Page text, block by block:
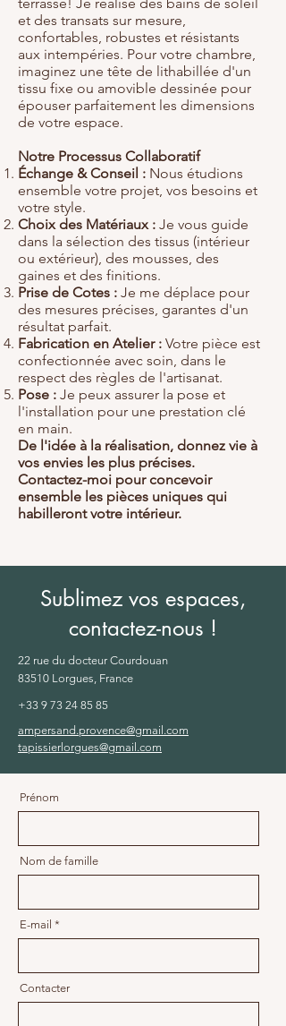
et des transats sur mesure,
confortables, robustes et résistants
aux intempéries. Pour votre chambre,
imaginez une tête de lithabillée d'un
tissu fixe ou amovible dessinée pour
épouser parfaitement les dimensions
de votre espace.
Notre Processus Collaboratif
Échange & Conseil : Nous étudions
ensemble votre projet, vos besoins et
votre style.
Choix des Matériaux : Je vous guide
dans la sélection des tissus (intérieur
ou extérieur), des mousses, des
gaines et des finitions.
Prise de Cotes : Je me déplace pour
des mesures précises, garantes d'un
résultat parfait.
Fabrication en Atelier : Votre pièce est
confectionnée avec soin, dans le
respect des règles de l'artisanat.
Pose : Je peux assurer la pose et
l'installation pour une prestation clé
en main.
De l'idée à la réalisation, donnez vie à
vos envies les plus précises.
Contactez-moi pour concevoir
ensemble les pièces uniques qui
habilleront votre intérieur.
Sublimez vos espaces,
contactez-nous !
22 rue du docteur Courdouan
83510 Lorgues, France
+33 9 73 24 85 85
ampersand.provence@gmail.com
tapissierlorgues@gmail.com
Prénom
Nom de famille
E-mail
Contacter